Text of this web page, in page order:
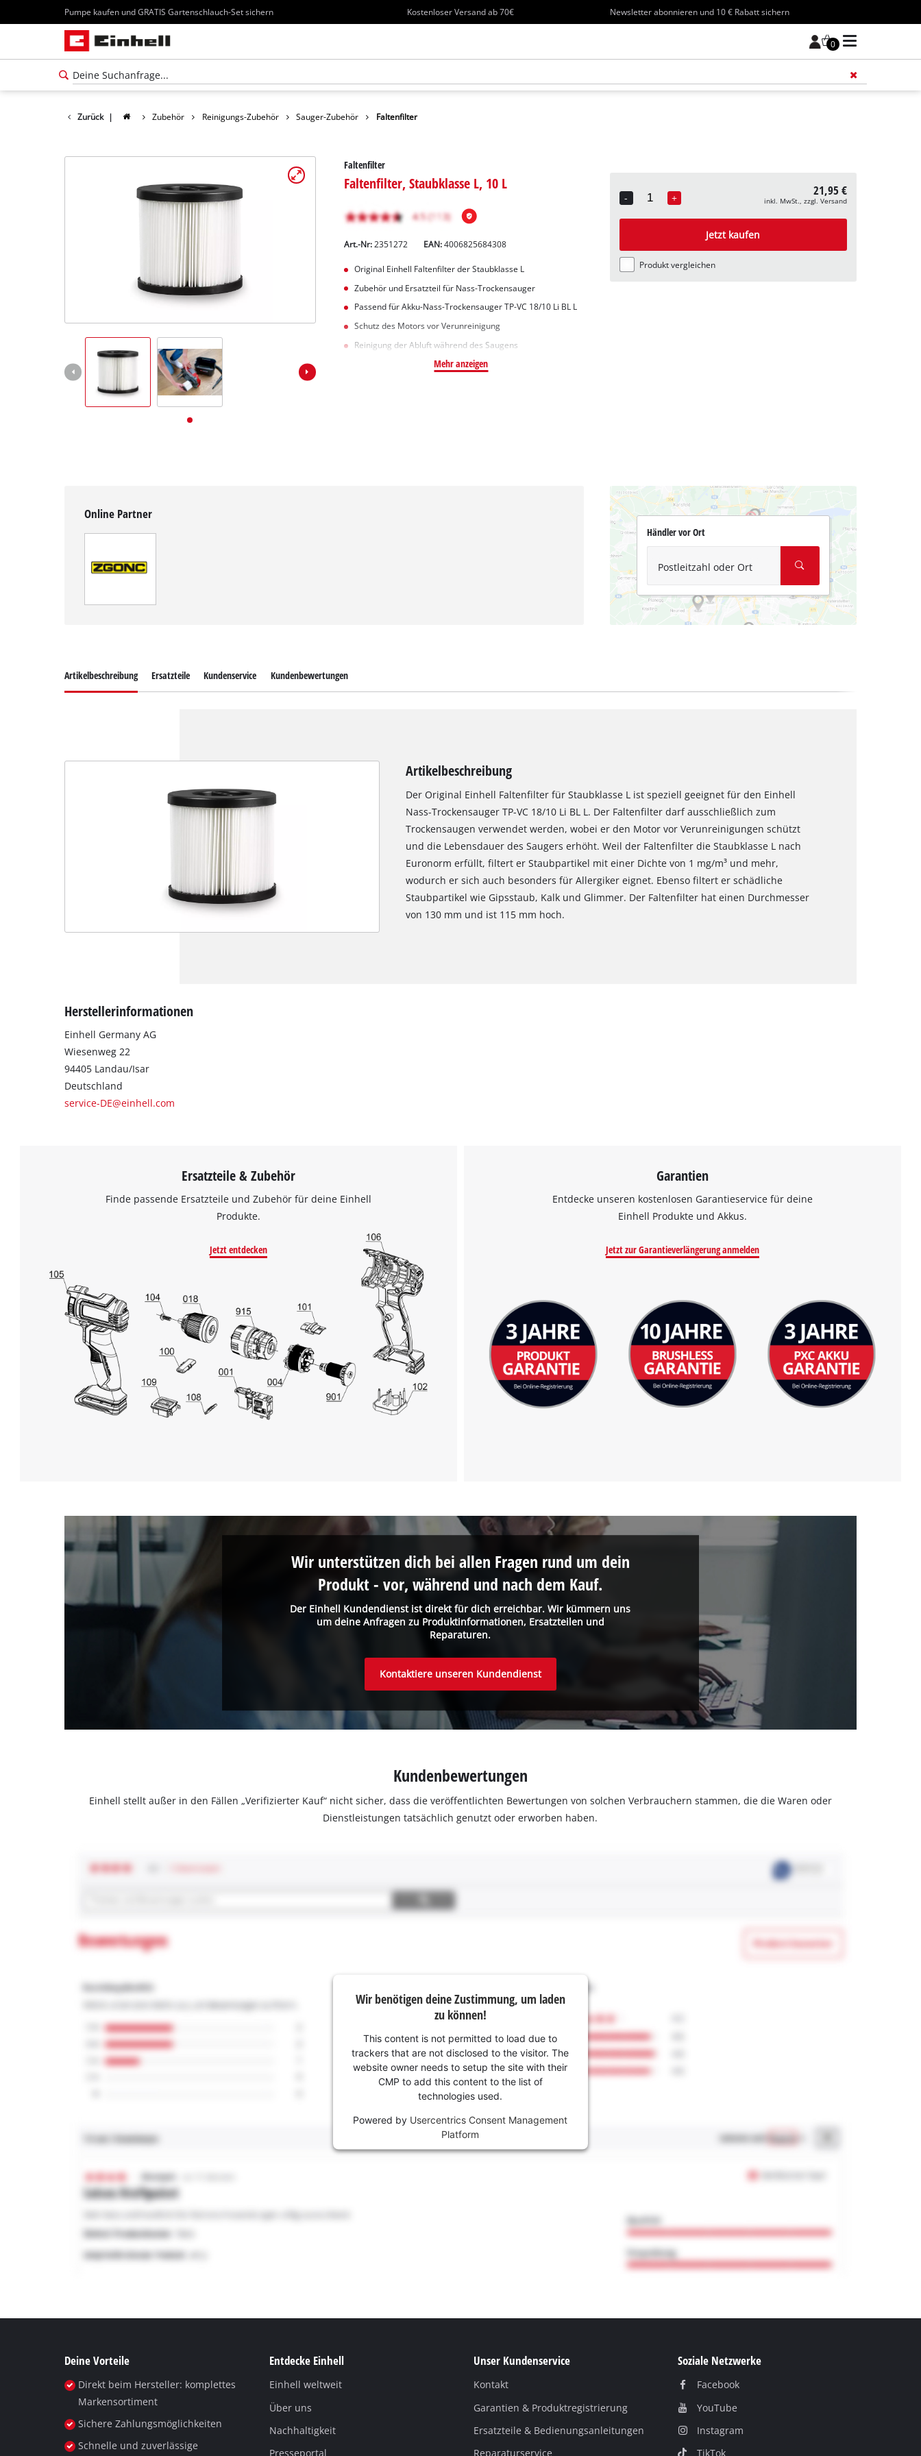
Pumpe kaufen und GRATIS Gartenschlauch-Set sichern Kostenloser Versand ab 70€ Newsletter abonnieren und 10 € Rabatt sichern
0
Zurück | Zubehör Reinigungs-Zubehör Sauger-Zubehör Faltenfilter
Faltenfilter
Faltenfilter, Staubklasse L, 10 L
Art.-Nr: 2351272 EAN:4006825684308
Original Einhell Faltenfilter der Staubklasse L
Zubehör und Ersatzteil für Nass-Trockensauger
Passend für Akku-Nass-Trockensauger TP-VC 18/10 Li BL L
Schutz des Motors vor Verunreinigung
Reinigung der Abluft während des Saugens
Mehr anzeigen
-
Quantity
+ 21,95 €
inkl. MwSt., zzgl. Versand
Jetzt kaufen
Produkt vergleichen
Online Partner
Händler vor Ort
Postleitzahl oder Ort
Wir benötigen deine Zustimmung, um
Powered byUsercentrics Consent
Artikelbeschreibung Ersatzteile Kundenservice Kundenbewertungen
Artikelbeschreibung
Der Original Einhell Faltenfilter für Staubklasse L ist speziell geeignet für den Einhell
Nass-Trockensauger TP-VC 18/10 Li BL L. Der Faltenfilter darf ausschließlich zum
Trockensaugen verwendet werden, wobei er den Motor vor Verunreinigungen schützt
und die Lebensdauer des Saugers erhöht. Weil der Faltenfilter die Staubklasse L nach
Euronorm erfüllt, filtert er Staubpartikel mit einer Dichte von 1 mg/m³ und mehr,
wodurch er sich auch besonders für Allergiker eignet. Ebenso filtert er schädliche
Staubpartikel wie Gipsstaub, Kalk und Glimmer. Der Faltenfilter hat einen Durchmesser
von 130 mm und ist 115 mm hoch.
Herstellerinformationen
Einhell Germany AG
Wiesenweg 22
94405 Landau/Isar
Deutschland
service-DE@einhell.com
Ersatzteile & Zubehör
Finde passende Ersatzteile und Zubehör für deine Einhell
Produkte.
Jetzt entdecken
Garantien
Entdecke unseren kostenlosen Garantieservice für deine
Einhell Produkte und Akkus.
Jetzt zur Garantieverlängerung anmelden
Der Einhell Kundendienst ist direkt für dich erreichbar. Wir kümmern uns
um deine Anfragen zu Produktinformationen, Ersatzteilen und
Reparaturen.
Wir unterstützen dich bei allen Fragen rund um dein
Produkt - vor, während und nach dem Kauf.
Kontaktiere unseren Kundendienst
Kundenbewertungen
Einhell stellt außer in den Fällen „Verifizierter Kauf“ nicht sicher, dass die veröffentlichten Bewertungen von solchen Verbrauchern stammen, die die Waren oder
Dienstleistungen tatsächlich genutzt oder erworben haben.
Wir benötigen deine Zustimmung, um laden
zu können!
This content is not permitted to load due to
trackers that are not disclosed to the visitor. The
website owner needs to setup the site with their
CMP to add this content to the list of
technologies used.
Powered by Usercentrics Consent Management
Platform
Deine Vorteile
Direkt beim Hersteller: komplettes
Markensortiment
Sichere Zahlungsmöglichkeiten
Schnelle und zuverlässige
Entdecke Einhell
Einhell weltweit
Über uns
Nachhaltigkeit
Presseportal
Unser Kundenservice
Kontakt
Garantien & Produktregistrierung
Ersatzteile & Bedienungsanleitungen
Reparaturservice
Soziale Netzwerke
Facebook
YouTube
Instagram
TikTok